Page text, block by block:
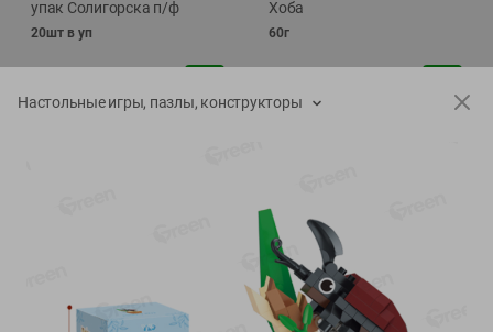
упак Солигорска п/ф
20шт в уп
Хоба
60г
Каталог товаров
Настольные игры, пазлы, конструкторы